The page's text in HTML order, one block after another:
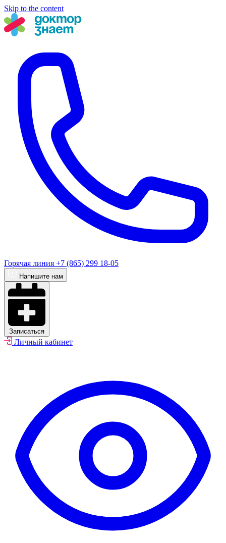
Skip to the content
Горячая линия +7 (865) 299 18-05
Напишите нам
Записаться
Личный кабинет